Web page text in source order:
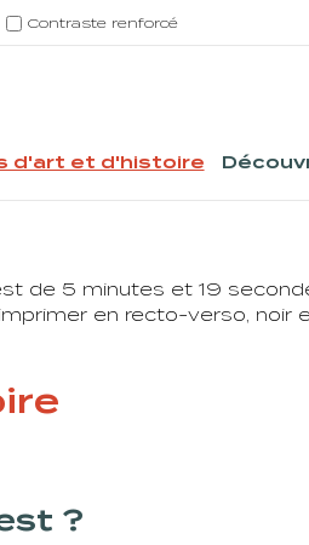
Contraste renforcé
d'art et d'histoire
de 5 minutes et 19
en recto-verso, noir
?